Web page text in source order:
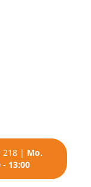
218| Mo.
- 13:00